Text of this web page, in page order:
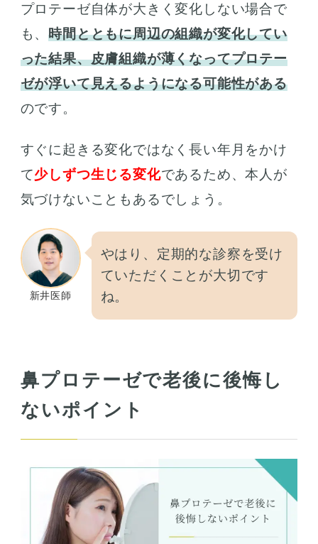
プロテーゼ自体が大きく変化しない場合で
も、時間とともに周辺の組織が変化してい
った結果、皮膚組織が薄くなってプロテー
ゼが浮いて見えるようになる可能性がある
のです。
すぐに起きる変化ではなく長い年月をかけ
て少しずつ生じる変化であるため、本人が
気づけないこともあるでしょう。
新井医師
やはり、定期的な診察を受け
ていただくことが大切です
ね。
鼻プロテーゼで老後に後悔し
ないポイント